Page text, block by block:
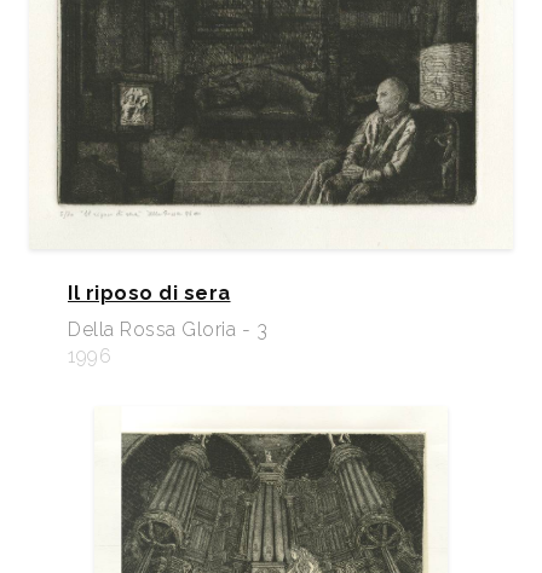
Il riposo di sera
Della Rossa Gloria - 3
1996